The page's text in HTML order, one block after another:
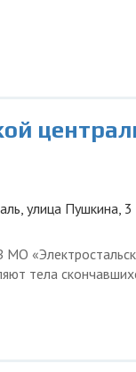
улица Пушкина, 3
МО
тела